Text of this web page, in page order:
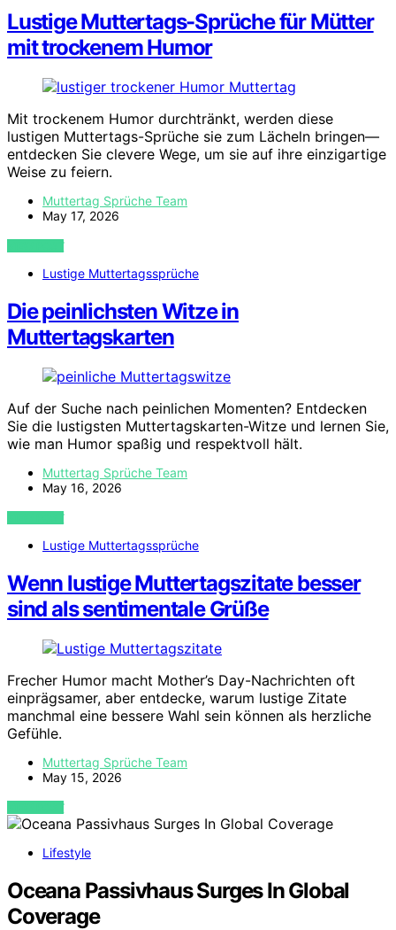
Lustige Muttertags-Sprüche für Mütter
mit trockenem Humor
Mit trockenem Humor durchtränkt, werden diese
lustigen Muttertags-Sprüche sie zum Lächeln bringen—
entdecken Sie clevere Wege, um sie auf ihre einzigartige
Weise zu feiern.
Muttertag Sprüche Team
May 17, 2026
VIEW POST
Lustige Muttertagssprüche
Die peinlichsten Witze in
Muttertagskarten
Auf der Suche nach peinlichen Momenten? Entdecken
Sie die lustigsten Muttertagskarten-Witze und lernen Sie,
wie man Humor spaßig und respektvoll hält.
Muttertag Sprüche Team
May 16, 2026
VIEW POST
Lustige Muttertagssprüche
Wenn lustige Muttertagszitate besser
sind als sentimentale Grüße
Frecher Humor macht Mother’s Day-Nachrichten oft
einprägsamer, aber entdecke, warum lustige Zitate
manchmal eine bessere Wahl sein können als herzliche
Gefühle.
Muttertag Sprüche Team
May 15, 2026
VIEW POST
Lifestyle
Oceana Passivhaus Surges In Global
Coverage